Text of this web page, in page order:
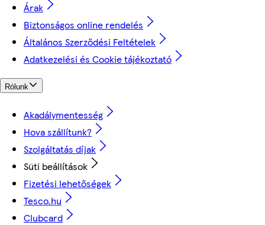
Árak
Biztonságos online rendelés
Általános Szerződési Feltételek
Adatkezelési és Cookie tájékoztató
Rólunk
Akadálymentesség
Hova szállítunk?
Szolgáltatás díjak
Süti beállítások
Fizetési lehetőségek
Tesco.hu
Clubcard